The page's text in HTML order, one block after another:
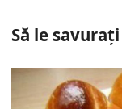
Să le